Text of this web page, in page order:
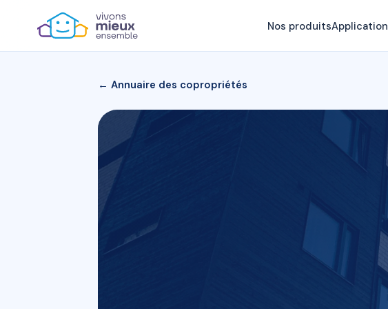
Nos produitsApplication
← Annuaire des copropriétés